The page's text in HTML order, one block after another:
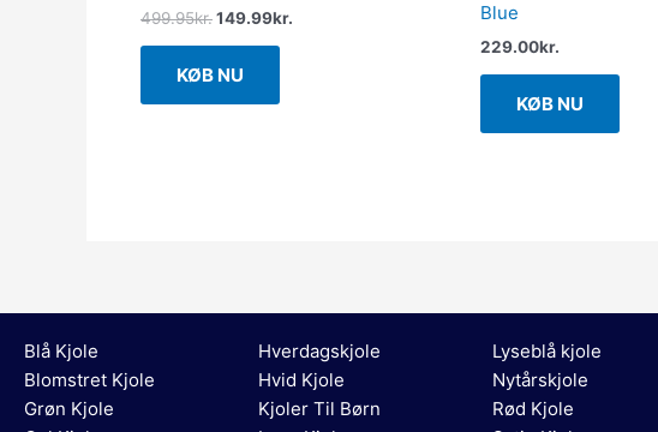
499.95kr.149.99kr.
KØB NU
Blue
229.00kr.
KØB NU
Blå Kjole
Blomstret Kjole
Grøn Kjole
Hverdagskjole
Hvid Kjole
Kjoler Til Børn
Lyseblå kjole
Nytårskjole
Rød Kjole